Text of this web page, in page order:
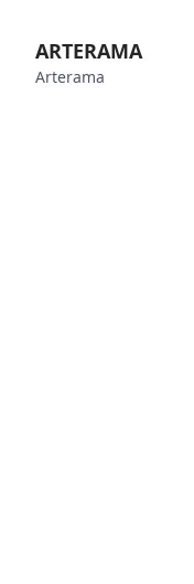
ARTERAMA
Arterama